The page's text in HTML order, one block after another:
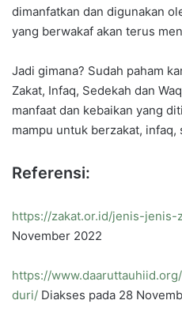
dimanfatkan dan digunakan
yang berwakaf akan terus
Jadi gimana? Sudah paham
Zakat, Infaq, Sedekah dan
manfaat dan kebaikan yang
mampu untuk berzakat, infaq,
Referensi:
https://zakat.or.id/jenis-jenis-
November 2022
https://
duri/ Diakses pada 28